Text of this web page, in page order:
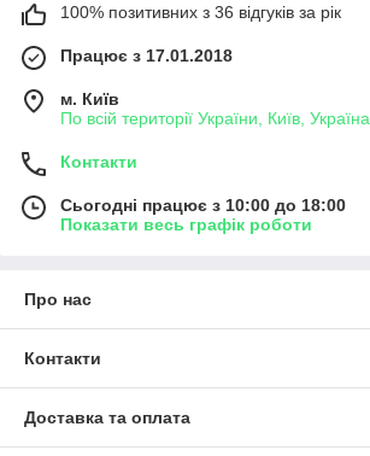
100% позитивних з 36 відгуків за рік
Працює з 17.01.2018
м. Київ
По всій території України, Київ, Україна
Контакти
Сьогодні працює з 10:00 до 18:00
Показати весь графік роботи
Про нас
Контакти
Доставка та оплата